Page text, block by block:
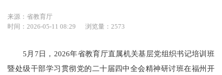
来源：省教育厅
时间：2026-05-11 08:29
浏览量：2573
5月7日，2026年省教育厅直属机关基层党组织书记培训班
暨处级干部学习贯彻党的二十届四中全会精神研讨班在福州开